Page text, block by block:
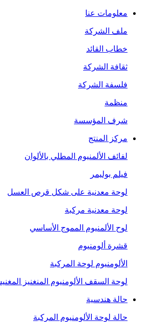
معلومات عنا
ملف الشركة
خطاب القائد
ثقافة الشركة
فلسفة الشركة
منظمة
شرف المؤسسة
مركز المنتج
لفائف الألمنيوم المطلي بالألوان
فيلم بوليمر
لوحة معدنية على شكل قرص العسل
لوحة معدنية مركبة
لوح الألمنيوم المموج الأساسي
قشرة ألومنيوم
الألومنيوم لوحة المركبة
لوحة السقف الألومنيوم المنغنيز
حالة هندسية
حالة لوحة الألومنيوم المركبة